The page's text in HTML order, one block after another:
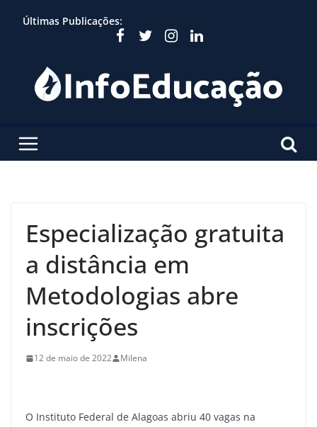
Últimas Publicações:
Especialização gratuita
a distância em
Metodologias abre
inscrições
12 de maio de 2022 Milena
O Instituto Federal de Alagoas abriu 40 vagas na